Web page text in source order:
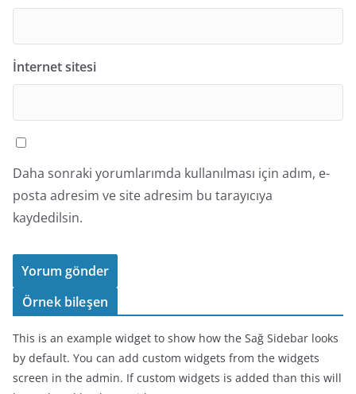
İnternet sitesi
Daha sonraki yorumlarımda kullanılması için adım, e-
posta adresim ve site adresim bu tarayıcıya
kaydedilsin.
Örnek bileşen
This is an example widget to show how the Sağ Sidebar looks
by default. You can add custom widgets from the widgets
screen in the admin. If custom widgets is added than this will